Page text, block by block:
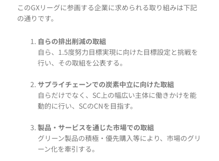
このGXリーグに参画する企業に求められる取り組みは下記
の通りです。
自らの排出削減の取組
自ら、1.5度努力目標実現に向けた目標設定と挑戦を
行い、その取組を公表する。
サプライチェーンでの炭素中立に向けた取組
自らだけでなく、SC上の幅広い主体に働きかけを能
動的に行い、SCのCNを目指す。
製品・サービスを通じた市場での取組
グリーン製品の積極・優先購入等により、市場のグリ
ーン化を牽引する。